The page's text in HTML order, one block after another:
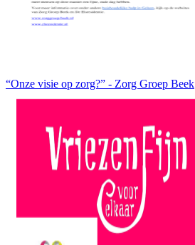
“Onze visie op zorg?” - Zorg Groep Beek